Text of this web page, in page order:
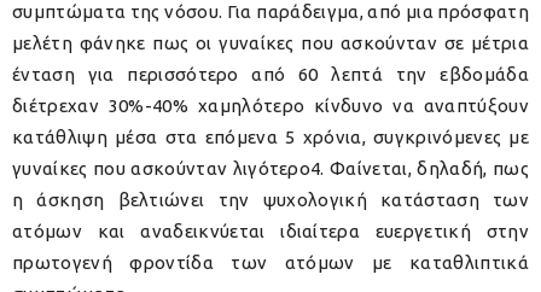
συμπτώματα της νόσου. Για παράδειγμα, από μια πρόσφατη
μελέτη φάνηκε πως οι γυναίκες που ασκούνταν σε μέτρια
ένταση για περισσότερο από 60 λεπτά την εβδομάδα
διέτρεχαν 30%-40% χαμηλότερο κίνδυνο να αναπτύξουν
κατάθλιψη μέσα στα επόμενα 5 χρόνια, συγκρινόμενες με
γυναίκες που ασκούνταν λιγότερο4. Φαίνεται, δηλαδή, πως
η άσκηση βελτιώνει την ψυχολογική κατάσταση των
ατόμων και αναδεικνύεται ιδιαίτερα ευεργετική στην
πρωτογενή φροντίδα των ατόμων με καταθλιπτικά